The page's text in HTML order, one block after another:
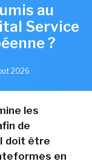
au
Service
?
2026
les
de
doit être
en